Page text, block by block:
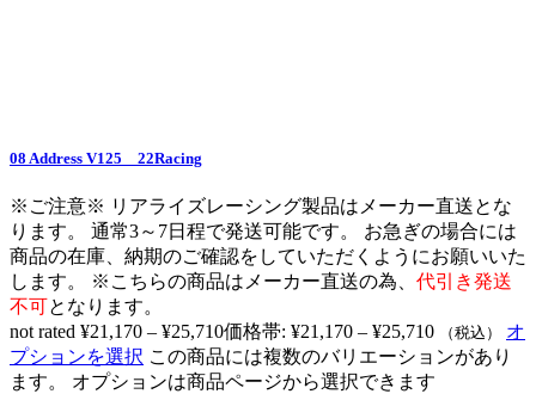
08 Address V125 22Racing
※ご注意※ リアライズレーシング製品はメーカー直送とな
ります。 通常3～7日程で発送可能です。 お急ぎの場合には
商品の在庫、納期のご確認をしていただくようにお願いいた
します。 ※こちらの商品はメーカー直送の為、 代引き発送
不可となります。
not rated ¥21,170 – ¥25,710価格帯: ¥21,170 – ¥25,710 （税込）
オ
プションを選択 この商品には複数のバリエーションがあり
ます。 オプションは商品ページから選択できます